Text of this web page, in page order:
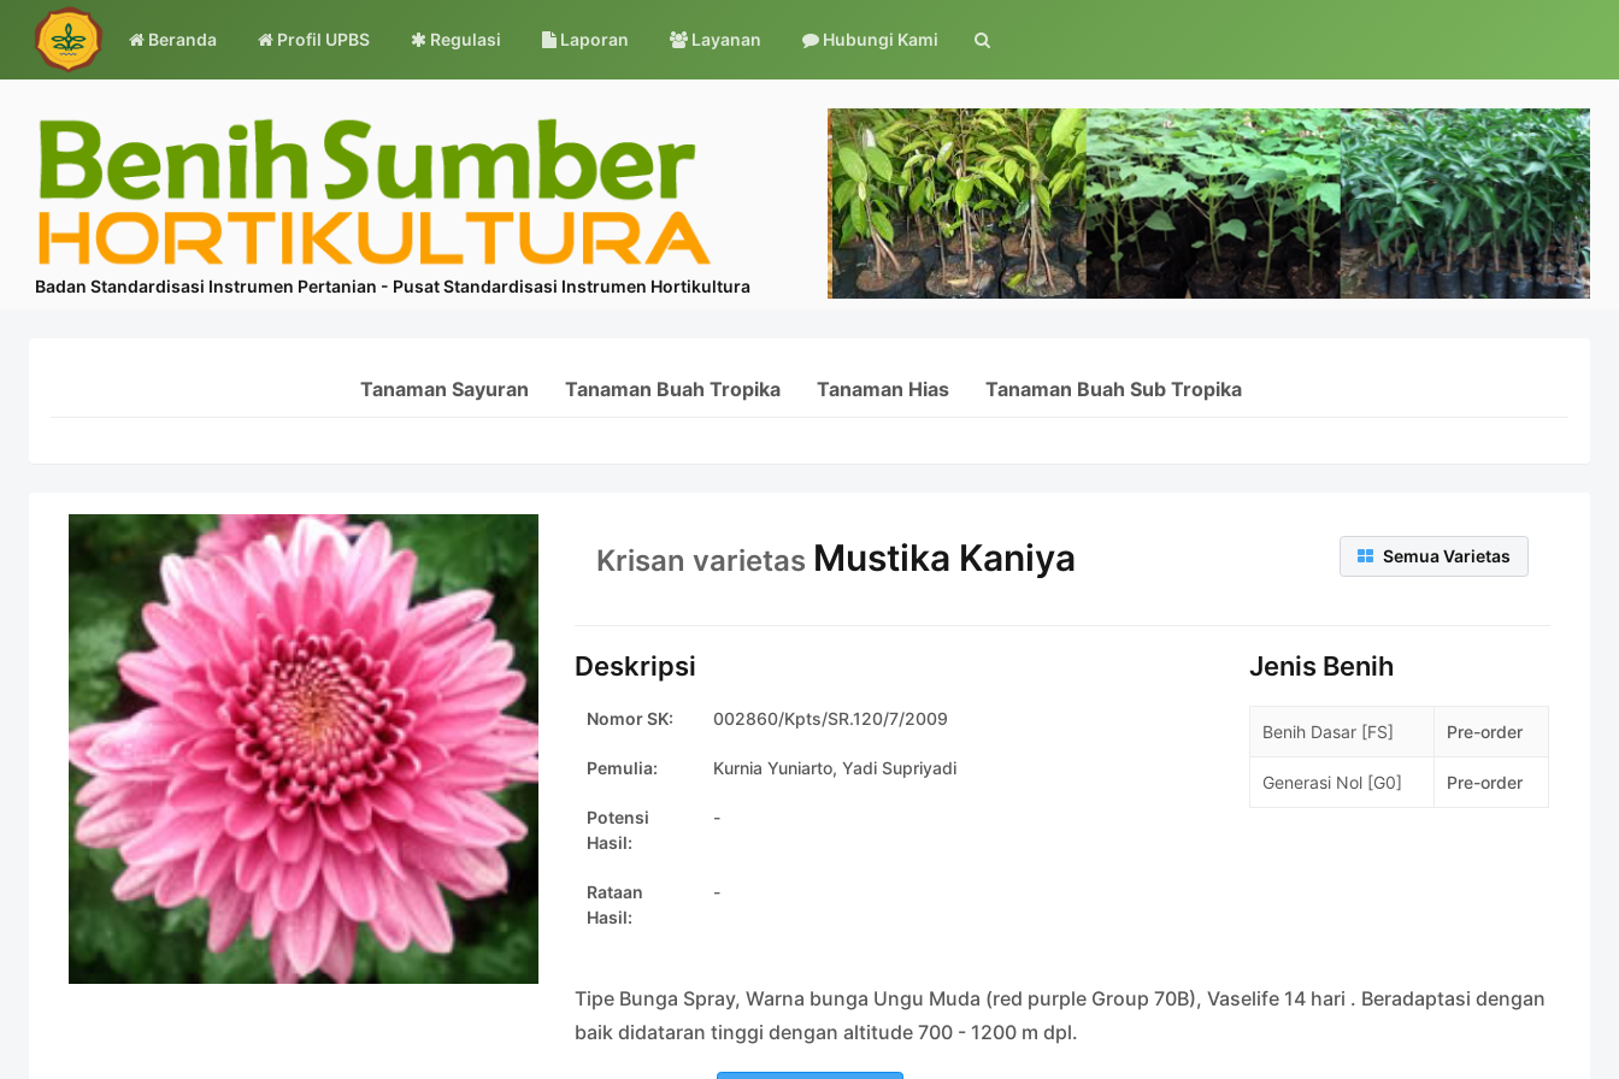
Beranda Profil UPBS Regulasi Laporan Layanan Hubungi Kami
Badan Standardisasi Instrumen Pertanian - Pusat Standardisasi Instrumen Hortikultura
Tanaman Sayuran Tanaman Buah Tropika Tanaman Hias Tanaman Buah Sub Tropika
Semua Varietas
Krisan varietas Mustika Kaniya
Deskripsi
Nomor SK: 002860/Kpts/SR.120/7/2009
Pemulia: Kurnia Yuniarto, Yadi Supriyadi
Potensi
Hasil:
-
Rataan
Hasil:
-
Jenis Benih
Benih Dasar [FS] Pre-order
Generasi Nol [G0] Pre-order
Tipe Bunga Spray, Warna bunga Ungu Muda (red purple Group 70B), Vaselife 14 hari . Beradaptasi dengan
baik didataran tinggi dengan altitude 700 - 1200 m dpl.